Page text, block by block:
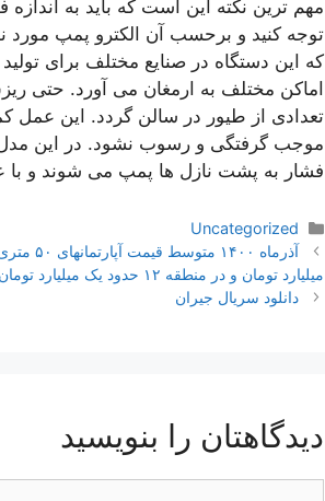
مهم ترین نکته این است که باید به
توجه کنید و برحسب آن الکترو پمپ
که این دستگاه در صنایع مختلف برای
اماکن مختلف به ارمغان می آورد. حتی
تعدادی از طیور در سالن گردد. این عمل
موجب گرفتگی و رسوب نشود. در این
فشار به پشت نازل ها پمپ می شوند و با
دسته‌ها
Uncategorized
ناوبری
نوشته‌ها
میلیارد تومان و در منطقه ۱۲ حدود یک میلیارد تومان است
دانلود سریال جیران
دیدگاهتان را بنویسید